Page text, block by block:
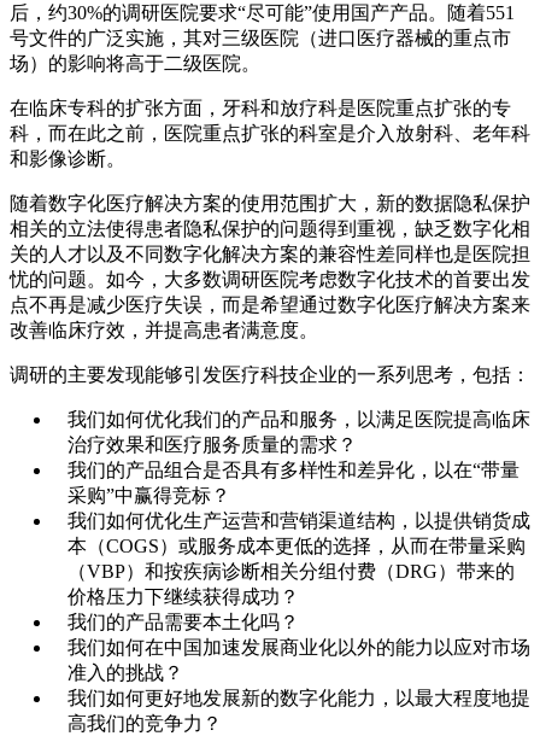
后，约30%的调研医院要求“尽可能”使用国产产品。随着551
号文件的广泛实施，其对三级医院（进口医疗器械的重点市
场）的影响将高于二级医院。
在临床专科的扩张方面，牙科和放疗科是医院重点扩张的专
科，而在此之前，医院重点扩张的科室是介入放射科、老年科
和影像诊断。
随着数字化医疗解决方案的使用范围扩大，新的数据隐私保护
相关的立法使得患者隐私保护的问题得到重视，缺乏数字化相
关的人才以及不同数字化解决方案的兼容性差同样也是医院担
忧的问题。如今，大多数调研医院考虑数字化技术的首要出发
点不再是减少医疗失误，而是希望通过数字化医疗解决方案来
改善临床疗效，并提高患者满意度。
调研的主要发现能够引发医疗科技企业的一系列思考，包括：
我们如何优化我们的产品和服务，以满足医院提高临床
治疗效果和医疗服务质量的需求？
我们的产品组合是否具有多样性和差异化，以在“带量
采购”中赢得竞标？
我们如何优化生产运营和营销渠道结构，以提供销货成
本（COGS）或服务成本更低的选择，从而在带量采购
（VBP）和按疾病诊断相关分组付费（DRG）带来的
价格压力下继续获得成功？
我们的产品需要本土化吗？
我们如何在中国加速发展商业化以外的能力以应对市场
准入的挑战？
我们如何更好地发展新的数字化能力，以最大程度地提
高我们的竞争力？